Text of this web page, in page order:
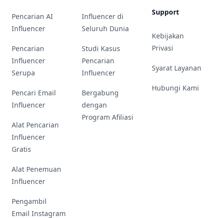
Pencarian AI
Influencer
Pencarian
Influencer
Serupa
Pencari Email
Influencer
Alat Pencarian
Influencer
Gratis
Alat Penemuan
Influencer
Pengambil
Email Instagram
Influencer di
Seluruh Dunia
Studi Kasus
Pencarian
Influencer
Bergabung
dengan
Program Afiliasi
Support
Kebijakan
Privasi
Syarat Layanan
Hubungi Kami